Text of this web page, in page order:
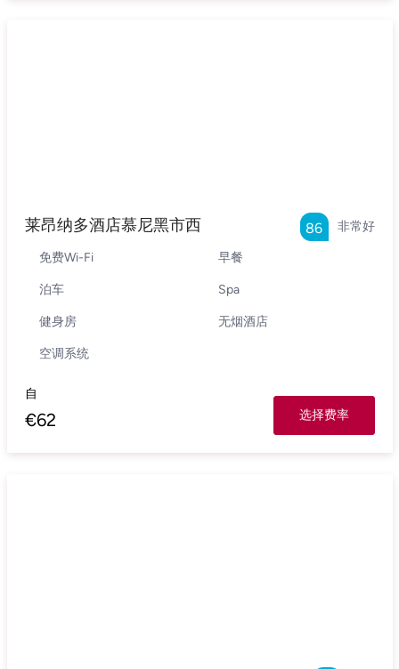
莱昂纳多酒店慕尼黑市西 非常好
86
免费Wi-Fi 早餐
泊车 Spa
健身房 无烟酒店
空调系统
自
€62 选择费率